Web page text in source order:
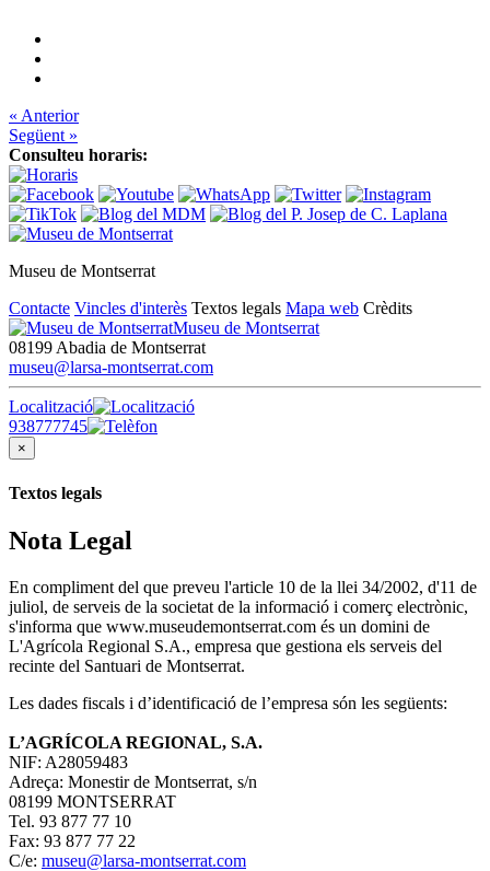
« Anterior
Següent »
Consulteu horaris:
Museu de Montserrat
Contacte Vincles d'interès Textos legals Mapa web Crèdits
Museu de Montserrat
08199 Abadia de Montserrat
museu@larsa-montserrat.com
Localització
938777745
×
Textos legals
Nota Legal
En compliment del que preveu l'article 10 de la llei 34/2002, d'11 de
juliol, de serveis de la societat de la informació i comerç electrònic,
s'informa que www.museudemontserrat.com és un domini de
L'Agrícola Regional S.A., empresa que gestiona els serveis del
recinte del Santuari de Montserrat.
Les dades fiscals i d’identificació de l’empresa són les següents:
L’AGRÍCOLA REGIONAL, S.A.
NIF: A28059483
Adreça: Monestir de Montserrat, s/n
08199 MONTSERRAT
Tel. 93 877 77 10
Fax: 93 877 77 22
C/e: museu@larsa-montserrat.com